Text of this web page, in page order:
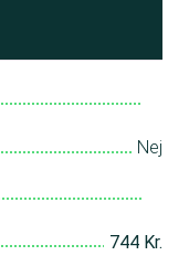
Nej
744 Kr.